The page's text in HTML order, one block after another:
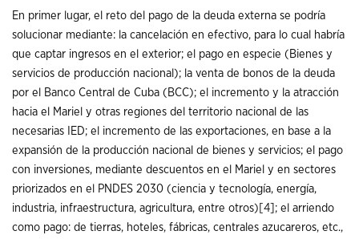
En primer lugar, el reto del pago de la deuda externa se podría
solucionar mediante: la cancelación en efectivo, para lo cual habría
que captar ingresos en el exterior; el pago en especie (Bienes y
servicios de producción nacional); la venta de bonos de la deuda
por el Banco Central de Cuba (BCC); el incremento y la atracción
hacia el Mariel y otras regiones del territorio nacional de las
necesarias IED; el incremento de las exportaciones, en base a la
expansión de la producción nacional de bienes y servicios; el pago
con inversiones, mediante descuentos en el Mariel y en sectores
priorizados en el PNDES 2030 (ciencia y tecnología, energía,
industria, infraestructura, agricultura, entre otros) [4] ; el arriendo
como pago: de tierras, hoteles, fábricas, centrales azucareros, etc.,